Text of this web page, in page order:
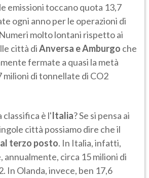
emissioni toccano quota 13,7
ogni anno per le operazioni di
molto lontani rispetto ai
città diAnversa e Amburgo che
fermate a quasi la metà
milioni di tonnellate di CO2
classifica è l'Italia? Se si pensa ai
città possiamo dire che il
al terzo posto. In Italia, infatti,
annualmente, circa 15 milioni di
In Olanda, invece, ben 17,6